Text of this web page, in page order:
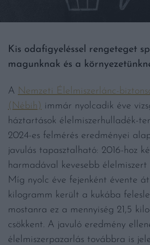
Kis odafigyeléssel rengeteget
magunknak és a
A Nemzeti Élelmiszerlánc-
(Nébih) immár nyolcadik éve
háztartások élelmiszerhulladék-
2024-es felmérés eredményei
javulás tapasztalható: 2016-hoz
harmadával kevesebb élelmiszert
Míg nyolc éve fejenként évente
kilogramm került a kukába
mostanra ez a mennyiség 21,5
csökkent. A javuló eredmény
élelmiszerpazarlás továbbra is